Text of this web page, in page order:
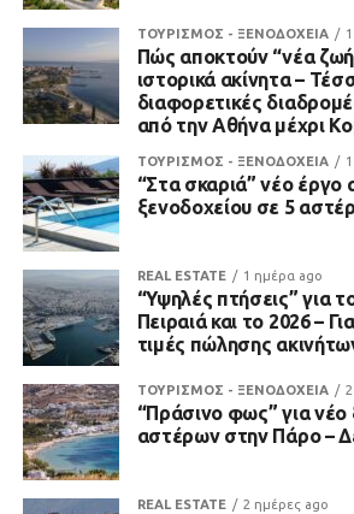
ΤΟΥΡΙΣΜΟΣ - ΞΕΝΟΔΟΧΕΙΑ
Πώς αποκτούν “νέα
ιστορικά ακίνητα –
διαφορετικές
από την Αθήνα μέχρι
ΤΟΥΡΙΣΜΟΣ - ΞΕΝΟΔΟΧΕΙΑ
“Στα σκαριά” νέο έργο
ξενοδοχείου σε 5
REAL ESTATE 1 ημέρα ago
“Υψηλές πτήσεις” για
Πειραιά και το 2026 –
τιμές πώλησης
ΤΟΥΡΙΣΜΟΣ - ΞΕΝΟΔΟΧΕΙΑ
“Πράσινο φως” για νέο
αστέρων στην Πάρο –
REAL ESTATE 2 ημέρες ago